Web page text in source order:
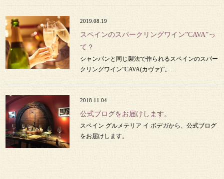
2019.08.19
スペインのスパークリングワイン”CAVA”っ
て？
シャンパンと同じ製法で作られるスペインのスパー
クリングワイン”CAVA(カヴァ)”。…
2018.11.04
公式ブログをお届けします。
スペイン グルメテリア イ ボデガから、公式ブログ
をお届けします。